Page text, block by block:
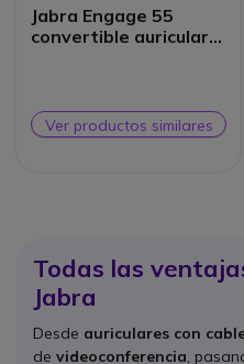
Jabra Engage 55
convertible auricular
Ver productos similares
Todas las
Jabra
Desde auriculares con
de videoconferencia,